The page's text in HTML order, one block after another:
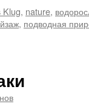
Klug, nature,
, подводная